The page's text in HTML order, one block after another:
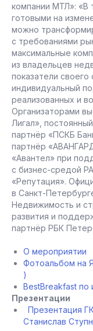
компании МТЛ»: «В
готовыми на
можно
с требованиями
максимальные
из владельцев
показатели
индивидуальный
реализованных и
Организаторами
Лигал»,
партнёр «ПСКБ
партнёр
«Авантел» при
с бизнес-средой
«Репутация».
в Санкт-
Недвижимость и
развития и
партнёр РБК
О мероприятии
Фотоальбом на
)
BestBreakfast по
Презентации
Презентация
Станислав